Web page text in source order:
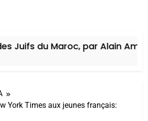
Juifs du Maroc, par Alain Amiel
York Times aux jeunes français: